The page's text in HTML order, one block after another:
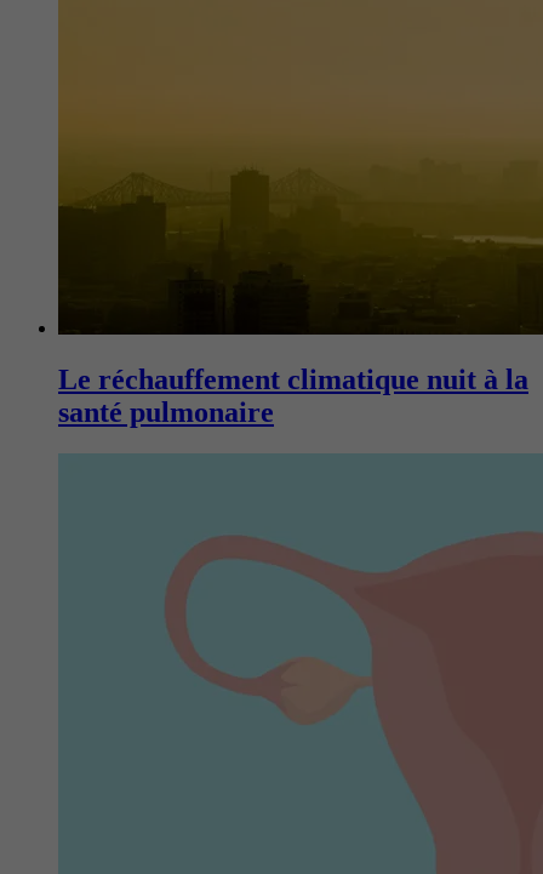
Le réchauffement climatique nuit à la
santé pulmonaire